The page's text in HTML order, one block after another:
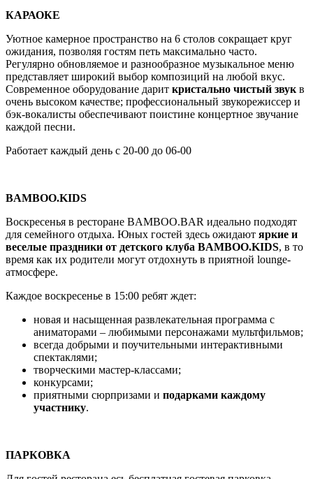
КАРАОКЕ
Уютное камерное пространство на 6 столов сокращает круг
ожидания, позволяя гостям петь максимально часто.
Регулярно обновляемое и разнообразное музыкальное меню
представляет широкий выбор композиций на любой вкус.
Современное оборудование дарит кристально чистый звук в
очень высоком качестве; профессиональный звукорежиссер и
бэк-вокалисты обеспечивают поистине концертное звучание
каждой песни.
Работает каждый день с 20-00 до 06-00
BAMBOO.KIDS
Воскресенья в ресторане BAMBOO.BAR идеально подходят
для семейного отдыха. Юных гостей здесь ожидают яркие и
веселые праздники от детского клуба BAMBOO.KIDS, в то
время как их родители могут отдохнуть в приятной lounge-
атмосфере.
Каждое воскресенье в 15:00 ребят ждет:
новая и насыщенная развлекательная программа с
аниматорами – любимыми персонажами мультфильмов;
всегда добрыми и поучительными интерактивными
спектаклями;
творческими мастер-классами;
конкурсами;
приятными сюрпризами и подарками каждому
участнику.
ПАРКОВКА